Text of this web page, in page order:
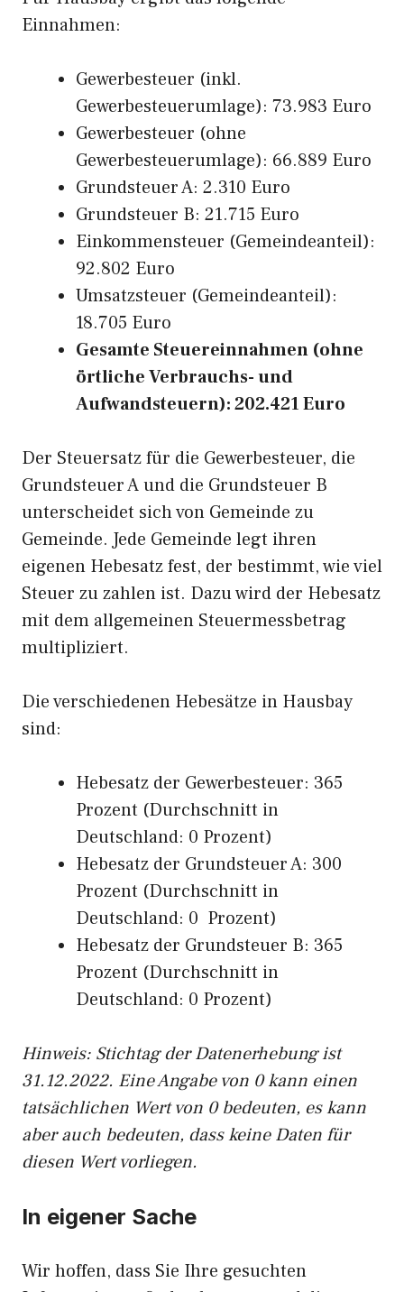
Einnahmen:
Gewerbesteuer (inkl.
Gewerbesteuerumlage): 73.983 Euro
Gewerbesteuer (ohne
Gewerbesteuerumlage): 66.889 Euro
Grundsteuer A: 2.310 Euro
Grundsteuer B: 21.715 Euro
Einkommensteuer (Gemeindeanteil):
92.802 Euro
Umsatzsteuer (Gemeindeanteil):
18.705 Euro
Gesamte Steuereinnahmen (ohne
örtliche Verbrauchs- und
Aufwandsteuern): 202.421 Euro
Der Steuersatz für die Gewerbesteuer, die
Grundsteuer A und die Grundsteuer B
unterscheidet sich von Gemeinde zu
Gemeinde. Jede Gemeinde legt ihren
eigenen Hebesatz fest, der bestimmt, wie viel
Steuer zu zahlen ist. Dazu wird der Hebesatz
mit dem allgemeinen Steuermessbetrag
multipliziert.
Die verschiedenen Hebesätze in Hausbay
sind:
Hebesatz der Gewerbesteuer: 365
Prozent (Durchschnitt in
Deutschland: 0 Prozent)
Hebesatz der Grundsteuer A: 300
Prozent (Durchschnitt in
Deutschland: 0 Prozent)
Hebesatz der Grundsteuer B: 365
Prozent (Durchschnitt in
Deutschland: 0 Prozent)
Hinweis: Stichtag der Datenerhebung ist
31.12.2022. Eine Angabe von 0 kann einen
tatsächlichen Wert von 0 bedeuten, es kann
aber auch bedeuten, dass keine Daten für
diesen Wert vorliegen.
In eigener Sache
Wir hoffen, dass Sie Ihre gesuchten